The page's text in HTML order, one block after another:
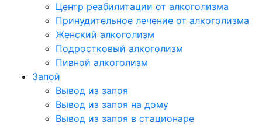
Центр реабилитации от алкоголизма
Принудительное лечение от алкоголизма
Женский алкоголизм
Подростковый алкоголизм
Пивной алкоголизм
Запой
Вывод из запоя
Вывод из запоя на дому
Вывод из запоя в стационаре